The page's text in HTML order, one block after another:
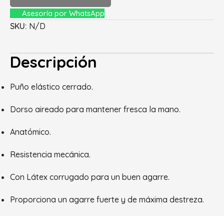
Asesoría por WhatsApp
SKU: N/D
Descripción
Puño elástico cerrado.
Dorso aireado para mantener fresca la mano.
Anatómico.
Resistencia mecánica.
Con Látex corrugado para un buen agarre.
Proporciona un agarre fuerte y de máxima destreza.